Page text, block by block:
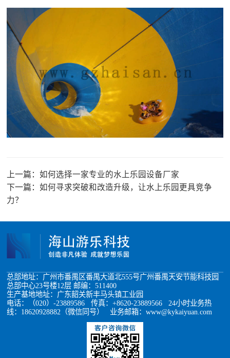
上一篇：如何选择一家专业的水上乐园设备厂家
下一篇：如何寻求突破和改造升级，让水上乐园更具竞争
力？
总部地址：广州市番禺区番禺大道北555号广州番禺天安节能科技园
总部中心23号楼12层 邮编：511400
生产基地地址：广东韶关新丰马头镇工业园
电话：（020）-23889586 传真：+8620-23889566 24小时业务热
线：18620928882（微信同号） 业务邮箱：www@kykaiyuan.com